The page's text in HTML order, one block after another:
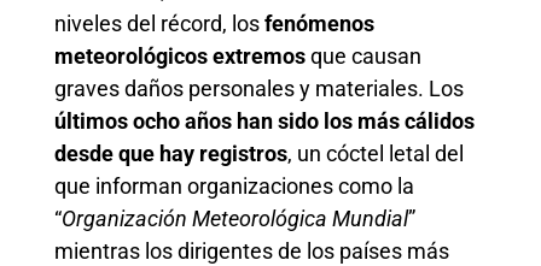
niveles del récord, losfenómenos
meteorológicos extremosque causan
graves daños personales y materiales. Los
últimos ocho años han sido los más cálidos
desde que hay registros, un cóctel letal del
que informan organizaciones como la
“Organización Meteorológica Mundial”
mientras los dirigentes de los países más